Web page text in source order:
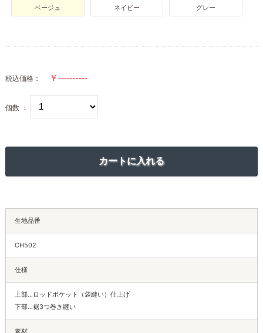
ベージュ ネイビー グレー
税込価格：
個数 ：
生地品番
CH502
仕様
上部…ロッドポケット（袋縫い）仕上げ
下部…裾3つ巻き縫い
素材